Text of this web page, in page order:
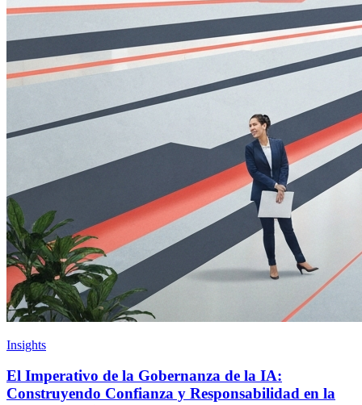
Insights
El Imperativo de la Gobernanza de la IA:
Construyendo Confianza y Responsabilidad en la